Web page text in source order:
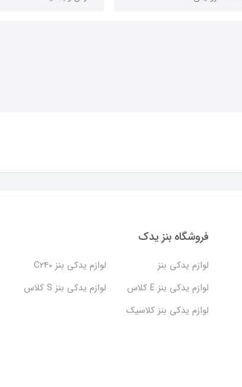
فروشگاه بنز یدک
لوازم یدکی بنز
لوازم یدکی بنز C240
لوازم یدکی بنز E کلاس
لوازم یدکی بنز S کلاس
لوازم یدکی بنز کلاسیک